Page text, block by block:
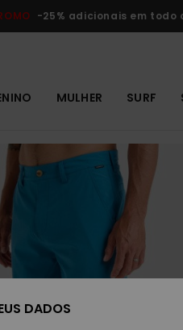
-25% adicionais em todo
MULHER SURF
DADOS